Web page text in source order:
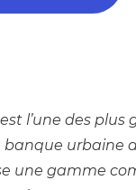
l’une des
urbaine
une gamme